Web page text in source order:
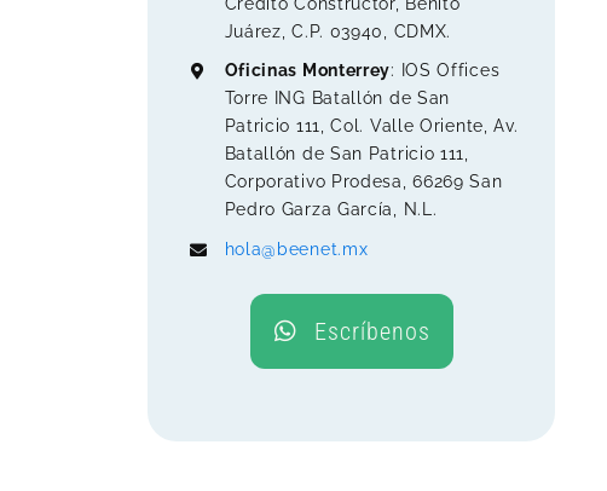
Juárez, C.P. 03940, CDMX.
Oficinas Monterrey: IOS Offices
Torre ING Batallón de San
Patricio 111, Col. Valle Oriente, Av.
Batallón de San Patricio 111,
Corporativo Prodesa, 66269 San
Pedro Garza García, N.L.
hola@beenet.mx
Escríbenos